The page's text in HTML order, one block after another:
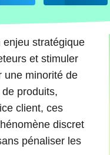
enjeu stratégique
et stimuler
une minorité de
produits,
client, ces
discret
pénaliser les